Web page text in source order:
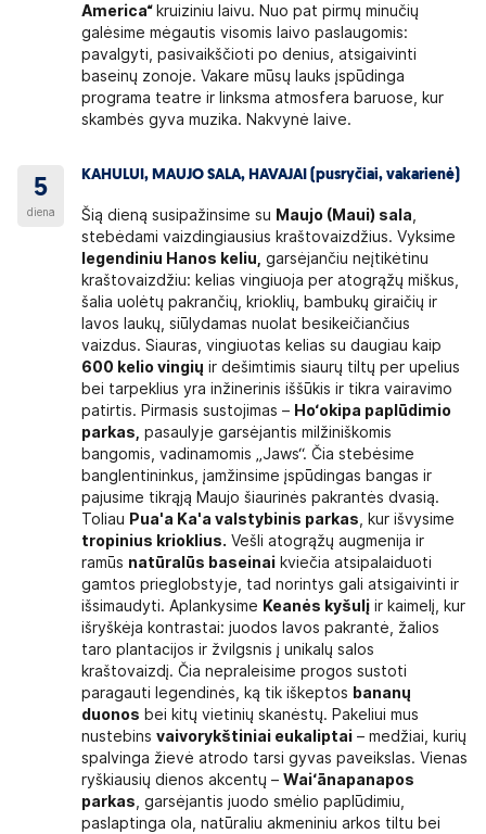
America“kruiziniu laivu. Nuo pat pirmų minučių
galėsime mėgautis visomis laivo paslaugomis:
pavalgyti, pasivaikščioti po denius, atsigaivinti
baseinų zonoje. Vakare mūsų lauks įspūdinga
programa teatre ir linksma atmosfera baruose, kur
skambės gyva muzika. Nakvynė laive.
5
diena
KAHULUI, MAUJO SALA, HAVAJAI (pusryčiai, vakarienė)
Šią dieną susipažinsime su Maujo (Maui) sala
stebėdami vaizdingiausius kraštovaizdžius. Vyksime
legendiniu Hanos keliu, garsėjančiu neįtikėtinu
kraštovaizdžiu: kelias vingiuoja per atogrąžų miškus,
šalia uolėtų pakrančių, krioklių, bambukų giraičių ir
lavos laukų, siūlydamas nuolat besikeičiančius
vaizdus. Siauras, vingiuotas kelias su daugiau kaip
600 kelio vingių ir dešimtimis siaurų tiltų per upelius
bei tarpeklius yra inžinerinis iššūkis ir tikra vairavimo
patirtis. Pirmasis sustojimas – Ho‘okipa paplūdimio
parkas, pasaulyje garsėjantis milžiniškomis
bangomis, vadinamomis „Jaws“. Čia stebėsime
banglentininkus, įamžinsime įspūdingas bangas ir
pajusime tikrąją Maujo šiaurinės pakrantės dvasią.
Toliau Pua'a Ka'a valstybinis parkas , kur išvysime
tropinius krioklius. Vešli atogrąžų augmenija ir
ramūs natūralūs baseinai kviečia atsipalaiduoti
gamtos prieglobstyje, tad norintys gali atsigaivinti ir
išsimaudyti. Aplankysime Keanės kyšulį ir kaimelį, kur
išryškėja kontrastai: juodos lavos pakrantė, žalios
taro plantacijos ir žvilgsnis į unikalų salos
kraštovaizdį. Čia nepraleisime progos sustoti
paragauti legendinės, ką tik iškeptos bananų
duonos bei kitų vietinių skanėstų. Pakeliui mus
nustebinsvaivorykštiniai eukaliptai – medžiai, kurių
spalvinga žievė atrodo tarsi gyvas paveikslas. Vienas
ryškiausių dienos akcentų –Wai‘ānapanapos
parkas , garsėjantis juodo smėlio paplūdimiu,
paslaptinga ola, natūraliu akmeniniu arkos tiltu bei